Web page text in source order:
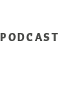
PODCAST